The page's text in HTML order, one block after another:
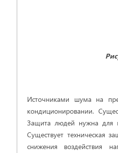
Источниками шума на
кондиционировании.
Защита людей нужна для
Существует техническая
снижения воздействия